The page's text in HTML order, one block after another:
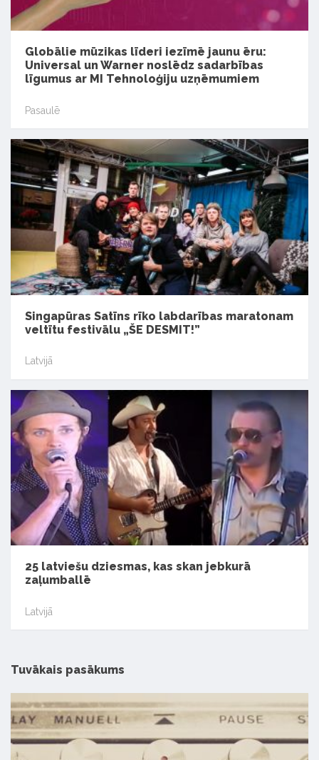
Globālie mūzikas līderi iezīmē jaunu ēru:
Universal un Warner noslēdz sadarbības
līgumus ar MI Tehnoloģiju uzņēmumiem
Pasaulē
Singapūras Satīns rīko labdarības maratonam
veltītu festivālu „ŠE DESMIT!”
Latvijā
25 latviešu dziesmas, kas skan jebkurā
zaļumballē
Latvijā
Tuvākais pasākums